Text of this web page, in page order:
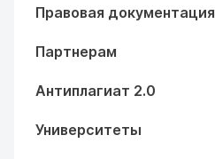
Правовая документация
Партнерам
Антиплагиат 2.0
Университеты